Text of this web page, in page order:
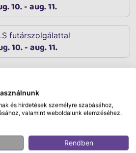
10. - aug. 11.
futárszolgálattal
10. - aug. 11.
a Paw Patrol szereplőivel
és szív alakú medálokat rejt
ékszereket tudsz
és hirdetések személyre szabásához,
valamint weboldalunk elemzéséhez.
Rendben